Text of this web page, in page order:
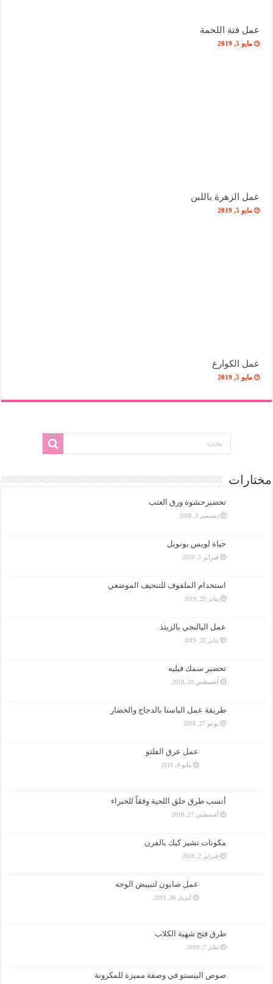
عمل فتة اللحمة
مايو 5, 2019
عمل الزهرة باللبن
مايو 5, 2019
عمل الكوارع
مايو 5, 2019
مختارات
تحضيرحشوة ورق العنب
ديسمبر 3, 2018
حياة لويس بونويل
فبراير 5, 2019
استخدام الملفوف للتنحيف الموضعي
يناير 29, 2019
عمل اليالنجي بالزيتذ
يناير 22, 2019
تحضير سمك فيليه
أغسطس 20, 2018
طريقة عمل الباستا بالدجاج والخضار
يونيو 27, 2018
عمل عرق الفلتو
مايو 4, 2019
أنسب طرق حلق اللحية وفقاً للخبراء
أغسطس 27, 2018
مكونات تشيز كيك بالفرن
فبراير 2, 2019
عمل صابون لتبييض الوجه
أبريل 30, 2019
طرق فتح شهية الكلاب
يناير 7, 2019
صوص البيستو في وصفة مميزة للمكرونة